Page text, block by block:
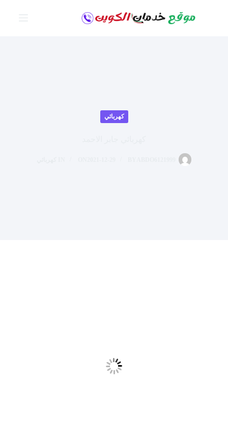
كهربائي